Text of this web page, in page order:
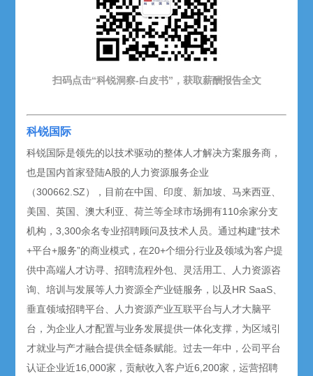
扫码点击“科锐洞察-白皮书”，获取薪酬报告全文
科锐国际
科锐国际是领先的以技术驱动的整体人才解决方案服务商，
也是国内首家登陆A股的人力资源服务企业
（300662.SZ），目前在中国、印度、新加坡、马来西亚、
美国、英国、澳大利亚、荷兰等全球市场拥有110余家分支
机构，3,300余名专业招聘顾问及技术人员。通过构建“技术
+平台+服务”的商业模式，在20+个细分行业及领域为客户提
供中高端人才访寻、招聘流程外包、灵活用工、人力资源咨
询、培训与发展等人力资源全产业链服务，以及HR SaaS、
垂直领域招聘平台、人力资源产业互联平台与人才大脑平
台，为企业人才配置与业务发展提供一体化支撑，为区域引
才就业与产才融合提供全链条赋能。过去一年中，公司平台
认证企业近16,000家，贡献收入客户近6,200家，运营招聘